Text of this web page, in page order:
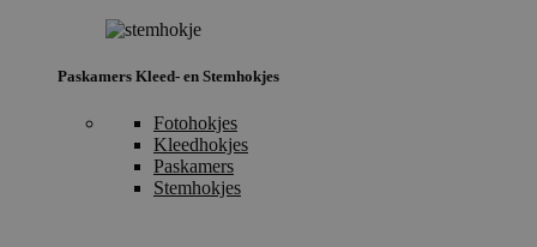
Paskamers Kleed- en Stemhokjes
Fotohokjes
Kleedhokjes
Paskamers
Stemhokjes